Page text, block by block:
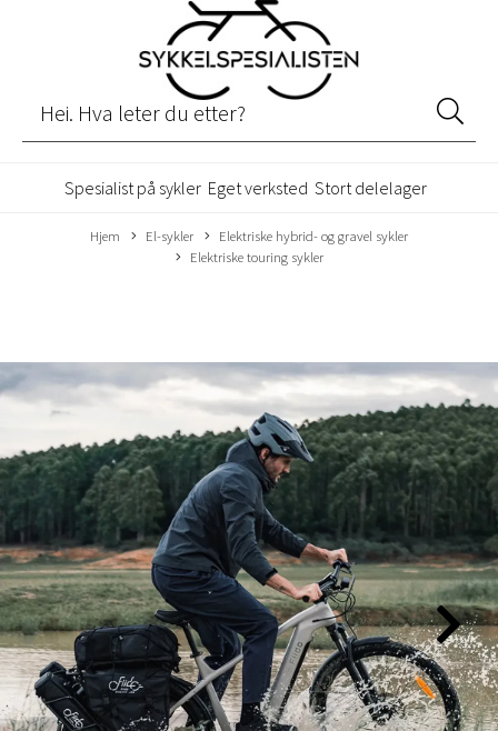
Spesialist på sykler Eget verksted Stort delelager
Hjem El-sykler
Elektriske hybrid- og gravel sykler
Elektriske touring sykler